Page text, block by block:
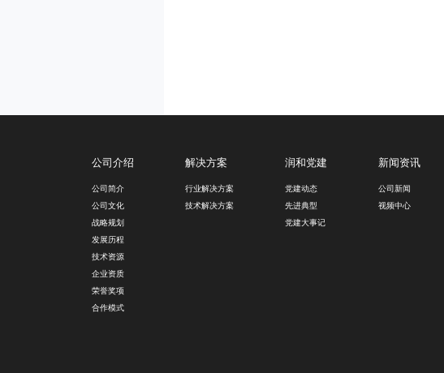
公司介绍
公司简介
公司文化
战略规划
发展历程
技术资源
企业资质
荣誉奖项
合作模式
解决方案
行业解决方案
技术解决方案
润和党建
党建动态
先进典型
党建大事记
新闻资讯
公司新闻
视频中心